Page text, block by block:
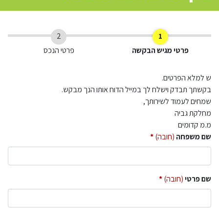
1
פרטי מגיש הבקשה
2
פרטי הנכס
ש למלא הפרטים.
בקשתך תבדק וישלח לך במייל הדוח אותו הנך מבקש.
שמחים לעמוד לשירותך,
מחלקת גביה
מ.מ קדומים
שם משפחה (חובה)
שם פרטי(חובה)